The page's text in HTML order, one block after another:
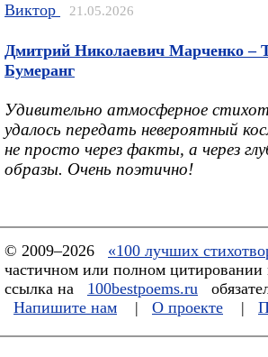
Виктор 21.05.2026
Дмитрий Николаевич Марченко –
Бумеранг
Удивительно атмосферное
удалось передать невероятный
не просто через факты, а через
образы. Очень поэтично!
© 2009–2026 «100 лучших
частичном или полном цитировании
ссылка на
100bestpoems.ru
Напишите нам
| О проекте |